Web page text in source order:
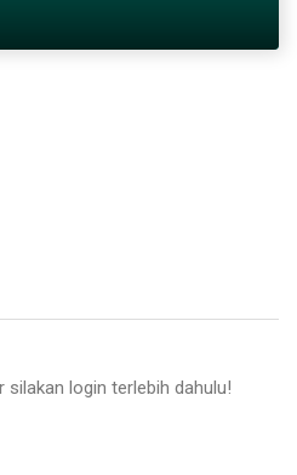
login terlebih dahulu!